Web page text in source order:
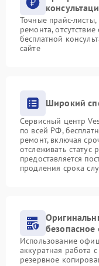
Точные прайс-
ремонта,
бесплатной
сайте
Широкий
Сервисный центр
по всей РФ,
ремонт, включая
отслеживать статус
предоставляется
продления срока
Использование
аккуратная работа
резервное